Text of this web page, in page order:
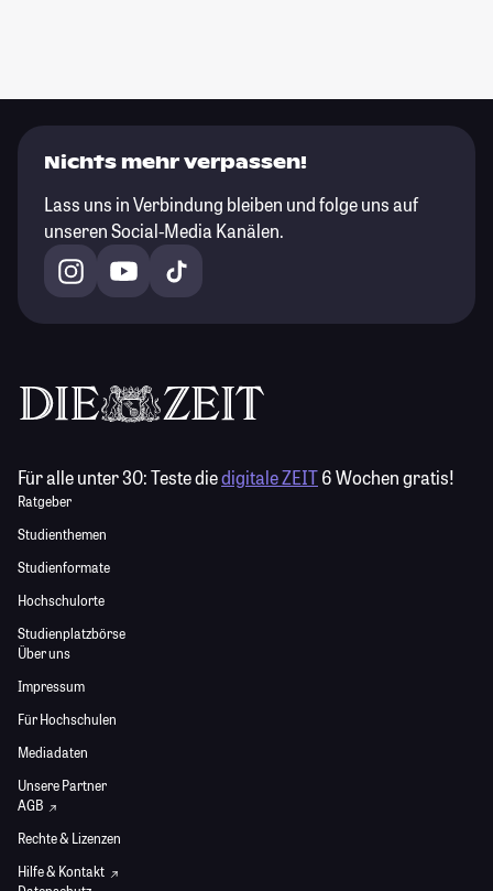
Nichts mehr verpassen!
Lass uns in Verbindung bleiben und folge uns auf
unseren Social-Media Kanälen.
Für alle unter 30:Teste diedigitale ZEIT6 Wochen gratis!
Ratgeber
Studienthemen
Studienformate
Hochschulorte
Studienplatzbörse
Über uns
Impressum
Für Hochschulen
Mediadaten
Unsere Partner
AGB
Rechte & Lizenzen
Hilfe & Kontakt